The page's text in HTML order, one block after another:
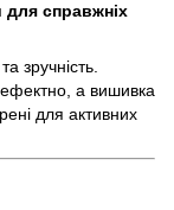
для справжніх
зручність.
а вишивка
для активних